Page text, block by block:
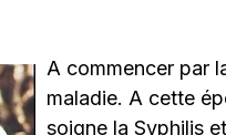
A commencer par
maladie. A cette
soigne la Syphilis